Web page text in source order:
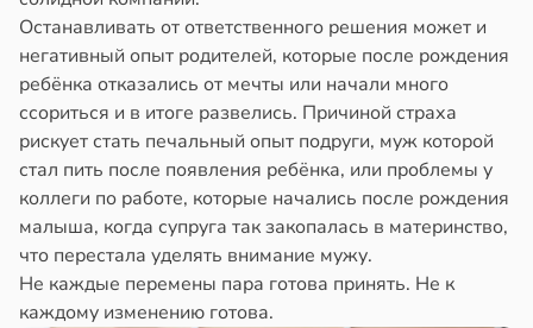
Останавливать от ответственного решения может и
негативный опыт родителей, которые после рождения
ребёнка отказались от мечты или начали много
ссориться и в итоге развелись. Причиной страха
рискует стать печальный опыт подруги, муж которой
стал пить после появления ребёнка, или проблемы у
коллеги по работе, которые начались после рождения
малыша, когда супруга так закопалась в материнство,
что перестала уделять внимание мужу.
Не каждые перемены пара готова принять. Не к
каждому изменению готова.